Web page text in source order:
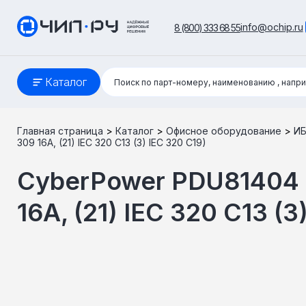
8 (800) 333 68 55info@ochip.ru
Каталог
Поиск:
Поиск по парт-номеру, наименованию ,
Главная страница > Каталог > Офисное оборудование >
309 16A, (21) IEC 320 C13 (3) IEC 320 C19)
CyberPower
16A, (21) IEC 320 C13